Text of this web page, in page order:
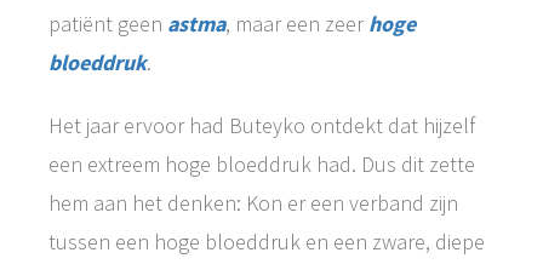
patiënt geen astma, maar een zeerhoge
bloeddruk.
Het jaar ervoor had Buteyko ontdekt dat hijzelf
een extreem hoge bloeddruk had. Dus dit zette
hem aan het denken: Kon er een verband zijn
tussen een hoge bloeddruk en een zware, diepe